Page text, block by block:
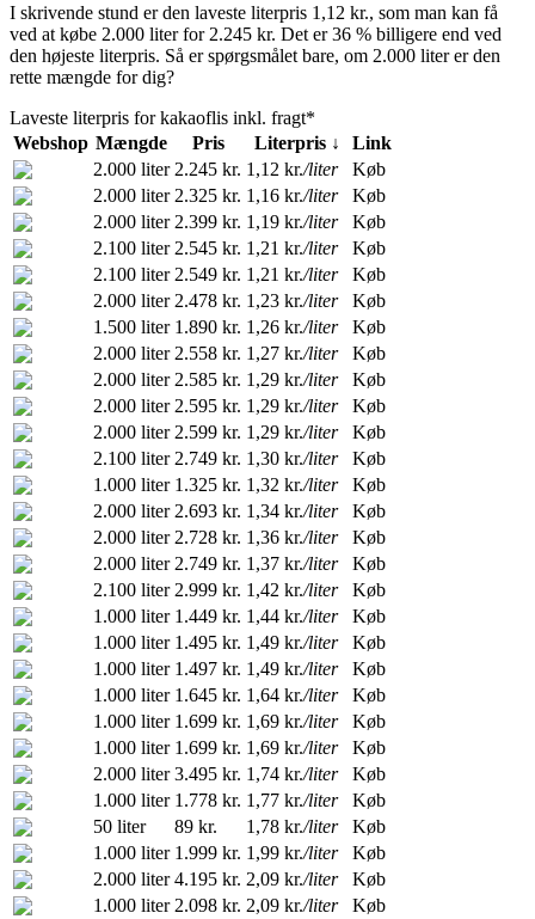
I skrivende stund er den laveste literpris 1,12 kr., som man kan få
ved at købe 2.000 liter for 2.245 kr. Det er 36 % billigere end ved
den højeste literpris. Så er spørgsmålet bare, om 2.000 liter er den
rette mængde for dig?
Laveste literpris for kakaoflis inkl. fragt*
Webshop Mængde Pris Literpris ↓
Link
2.000 liter 2.245 kr. 1,12 kr./liter
Køb
2.000 liter 2.325 kr. 1,16 kr./liter
Køb
2.000 liter 2.399 kr. 1,19 kr./liter
Køb
2.100 liter 2.545 kr. 1,21 kr./liter
Køb
2.100 liter 2.549 kr. 1,21 kr./liter
Køb
2.000 liter 2.478 kr. 1,23 kr./liter
Køb
1.500 liter 1.890 kr. 1,26 kr./liter
Køb
2.000 liter 2.558 kr. 1,27 kr./liter
Køb
2.000 liter 2.585 kr. 1,29 kr./liter
Køb
2.000 liter 2.595 kr. 1,29 kr./liter
Køb
2.000 liter 2.599 kr. 1,29 kr./liter
Køb
2.100 liter 2.749 kr. 1,30 kr./liter
Køb
1.000 liter 1.325 kr. 1,32 kr./liter
Køb
2.000 liter 2.693 kr. 1,34 kr./liter
Køb
2.000 liter 2.728 kr. 1,36 kr./liter
Køb
2.000 liter 2.749 kr. 1,37 kr./liter
Køb
2.100 liter 2.999 kr. 1,42 kr./liter
Køb
1.000 liter 1.449 kr. 1,44 kr./liter
Køb
1.000 liter 1.495 kr. 1,49 kr./liter
Køb
1.000 liter 1.497 kr. 1,49 kr./liter
Køb
1.000 liter 1.645 kr. 1,64 kr./liter
Køb
1.000 liter 1.699 kr. 1,69 kr./liter
Køb
1.000 liter 1.699 kr. 1,69 kr./liter
Køb
2.000 liter 3.495 kr. 1,74 kr./liter
Køb
1.000 liter 1.778 kr. 1,77 kr./liter
Køb
50 liter
89 kr. 1,78 kr./liter
Køb
1.000 liter 1.999 kr. 1,99 kr./liter
Køb
2.000 liter 4.195 kr. 2,09 kr./liter
Køb
1.000 liter 2.098 kr. 2,09 kr./liter
Køb